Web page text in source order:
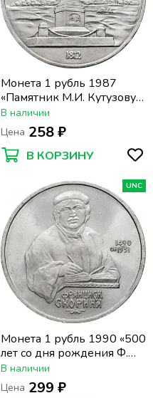
Монета 1 рубль 1987
«Памятник М.И. Кутузову
(Бородино, Обелиск)»
В наличии
Цена 258 ₽
В КОРЗИНУ
UNC
Монета 1 рубль 1990 «500
лет со дня рождения Ф.
Скорины»
В наличии
Цена 299 ₽